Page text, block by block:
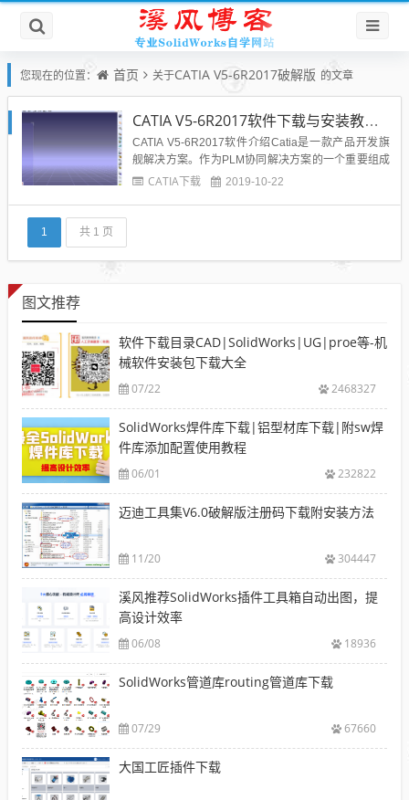
您现在的位置： 首页 关于CATIA V5-6R2017破解版 的文章
CATIA V5-6R2017软件下载与安装教程-亲测可用
CATIA V5-6R2017软件介绍Catia是一款产品开发旗
舰解决方案。作为PLM协同解决方案的一个重要组成
部分，它可以通过建模帮助制造厂商设计他们未来的
CATIA下载 2019-10-22
1 共 1 页
图文推荐
软件下载目录CAD|SolidWorks|UG|proe等-机
械软件安装包下载大全
07/22 2468327
SolidWorks焊件库下载|铝型材库下载|附sw焊
件库添加配置使用教程
06/01 232822
迈迪工具集V6.0破解版注册码下载附安装方法
11/20 304447
溪风推荐SolidWorks插件工具箱自动出图，提
高设计效率
06/08 18936
SolidWorks管道库routing管道库下载
07/29 67660
大国工匠插件下载